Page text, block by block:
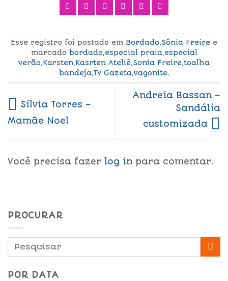
Esse registro foi postado em Bordado,Sônia Freire e
marcado bordado,especial praia,especial
verão,Karsten,Kasrten Ateliê,Sonia Freire,toalha
bandeja,TV Gazeta,vagonite.
Silvia Torres –
Mamãe Noel
Andreia Bassan –
Sandália
customizada
Você precisa fazer log in para comentar.
PROCURAR
POR DATA